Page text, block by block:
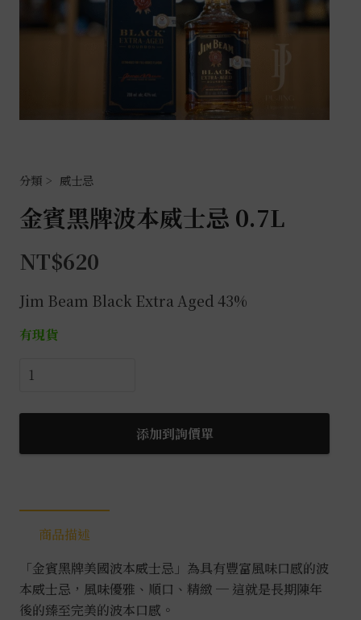
威士忌
金賓黑牌波本威士忌 0.7L
NT$620
Jim Beam Black Extra Aged 43%
有現貨
金
黑
波
士
數
量
添加到詢價單
商品描述
「金賓黑牌美國波本威士忌」為具有豐富風味口感的波
本威士忌，風味優雅、順口、精緻 ─ 這就是長期陳年
後的臻至完美的波本口感。